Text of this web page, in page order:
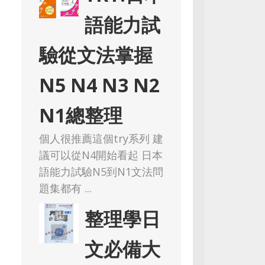
語能力試
驗從文法掌握
N5 N4 N3 N2
N1總整理
個人很推薦這個try系列 建
議可以從N4開始看起 日本
語能力試驗N5到N1文法問
題集都有 ...
整理學日
文必備大